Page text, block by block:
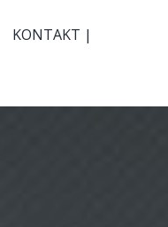
KONTAKT |